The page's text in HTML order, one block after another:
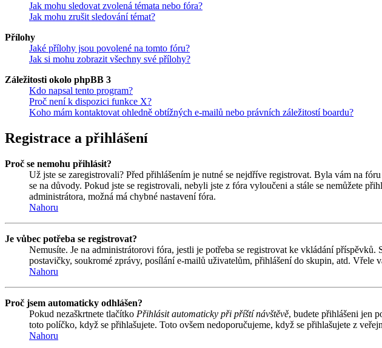
Jak mohu sledovat zvolená témata nebo fóra?
Jak mohu zrušit sledování témat?
Přílohy
Jaké přílohy jsou povolené na tomto fóru?
Jak si mohu zobrazit všechny své přílohy?
Záležitosti okolo phpBB 3
Kdo napsal tento program?
Proč není k dispozici funkce X?
Koho mám kontaktovat ohledně obtížných e-mailů nebo právních záležitostí boardu?
Registrace a přihlášení
Proč se nemohu přihlásit?
Už jste se zaregistrovali? Před přihlášením je nutné se nejdříve registrovat. Byla vám na
se na důvody. Pokud jste se registrovali, nebyli jste z fóra vyloučeni a stále se nemůžete
administrátora, možná má chybné nastavení fóra.
Nahoru
Je vůbec potřeba se registrovat?
Nemusíte. Je na administrátorovi fóra, jestli je potřeba se registrovat ke vkládání
postavičky, soukromé zprávy, posílání e-mailů uživatelům, přihlášení do skupin, atd. Vřele
Nahoru
Proč jsem automaticky odhlášen?
Pokud nezaškrtnete tlačítko Přihlásit automaticky při příští návštěvě, budete přihlášeni jen
toto políčko, když se přihlašujete. Toto ovšem nedoporučujeme, když se přihlašujete z
Nahoru